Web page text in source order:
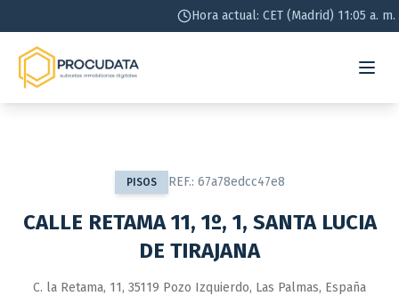
Hora actual: CET (Madrid) 11:05 a. m.
PISOS REF.: 67a78edcc47e8
CALLE RETAMA 11, 1º, 1, SANTA LUCIA
DE TIRAJANA
C. la Retama, 11, 35119 Pozo Izquierdo, Las Palmas, España